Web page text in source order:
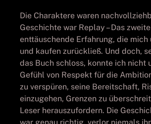
Die Charaktere waren
Geschichte war Replay – Das
enttäuschende Erfahrung, die mich
und kaufen zurückließ. Und doch,
das Buch schloss, konnte ich nicht
Gefühl von Respekt für die
zu verspüren, seine Bereitschaft,
einzugehen, Grenzen zu
Leser herauszufordern. Die